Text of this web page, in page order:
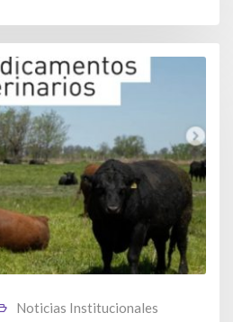
Noticias Institucionales